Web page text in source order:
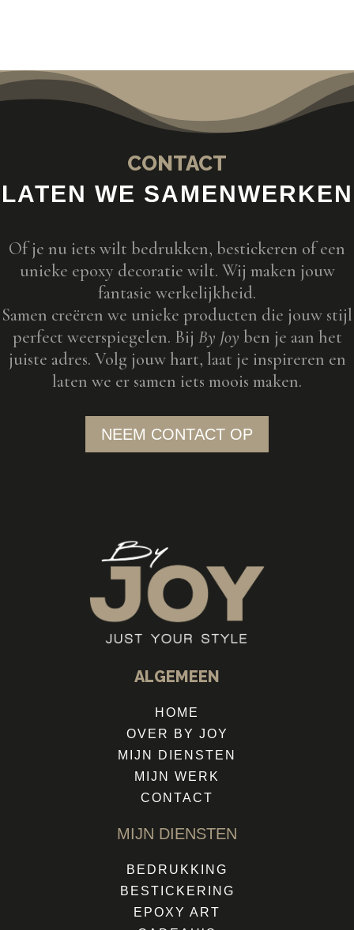
CONTACT
LATEN WE SAMENWERKEN
Of je nu iets wilt bedrukken, bestickeren of een
unieke epoxy decoratie wilt. Wij maken jouw
fantasie werkelijkheid.
Samen creëren we unieke producten die jouw stijl
perfect weerspiegelen. Bij By Joy ben je aan het
juiste adres. Volg jouw hart, laat je inspireren en
laten we er samen iets moois maken.
NEEM CONTACT OP
ALGEMEEN
HOME
OVER BY JOY
MIJN DIENSTEN
MIJN WERK
CONTACT
MIJN DIENSTEN
BEDRUKKING
BESTICKERING
EPOXY ART